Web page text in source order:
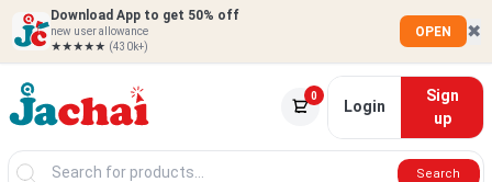
Download App to get 50% off
new user allowance
★★★★★ (430k+)
OPEN ✖
0
Login
Sign
up
Search